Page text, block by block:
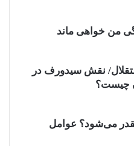
من خواهی ماند
نقش سیدورف در
چیست؟
طلا در سال ۱۴۰۶ چقدر می‌شود؟ عوامل